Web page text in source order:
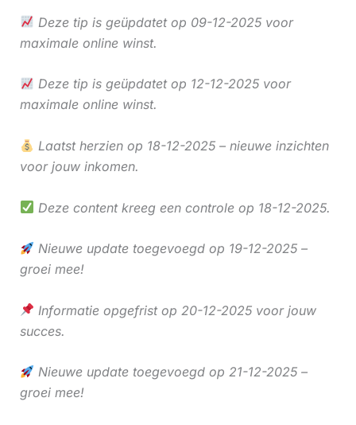
Deze tip is geüpdatet op 09-12-2025 voor
maximale online winst.
Deze tip is geüpdatet op 12-12-2025 voor
maximale online winst.
Laatst herzien op 18-12-2025 – nieuwe inzichten
voor jouw inkomen.
Deze content kreeg een controle op 18-12-2025.
Nieuwe update toegevoegd op 19-12-2025 –
groei mee!
Informatie opgefrist op 20-12-2025 voor jouw
succes.
Nieuwe update toegevoegd op 21-12-2025 –
groei mee!